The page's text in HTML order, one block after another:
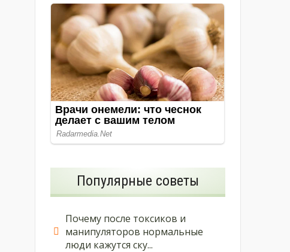
Популярные советы
Почему после токсиков и
манипуляторов нормальные
люди кажутся ску...